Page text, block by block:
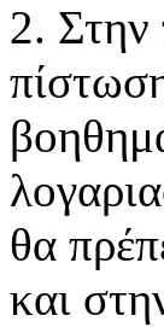
2. Στην
θα
και